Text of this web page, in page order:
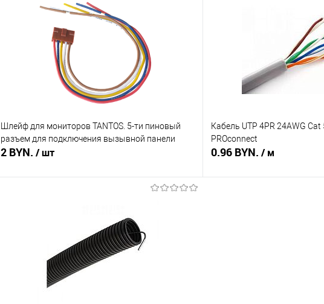
Купить в 1 клик
Сравнение
В наличии
Шлейф для мониторов TANTOS. 5-ти пиновый
разъем для подключения вызывной панели
2 BYN. / шт
Сравнение
В наличии
Кабель UTP 4PR 24AWG
PROconnect
0.96 BYN. / м